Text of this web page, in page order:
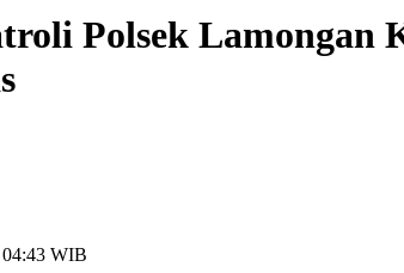
Polsek Lamongan
04:43 WIB